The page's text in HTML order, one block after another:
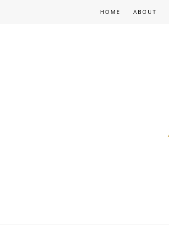
HOME ABOUT